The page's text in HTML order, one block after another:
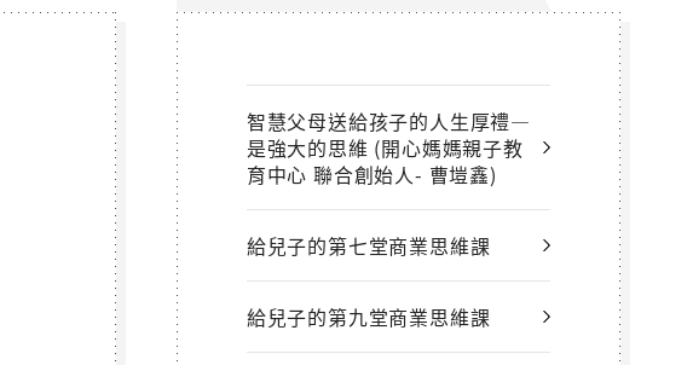
智慧父母送給孩子的人生厚禮—
是強大的思維 (開心媽媽親子教
育中心 聯合創始人- 曹塏鑫)
給兒子的第七堂商業思維課
給兒子的第九堂商業思維課